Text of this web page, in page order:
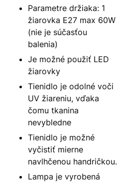
Parametre držiaka: 1
žiarovka E27 max 60W
(nie je súčasťou
balenia)
Je možné použiť LED
žiarovky
Tienidlo je odolné voči
UV žiareniu, vďaka
čomu tkanina
nevybledne
Tienidlo je možné
vyčistiť mierne
navlhčenou handričkou.
Lampa je vyrobená